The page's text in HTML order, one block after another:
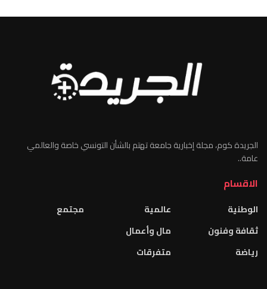
الجريدة كوم، مجلة إخبارية جامعة تهتم بالشأن التونسي خاصة والعالمي
عامة..
الاقسام
الوطنية
ثقافة وفنون
رياضة
عالمية
مال وأعمال
متفرقات
مجتمع